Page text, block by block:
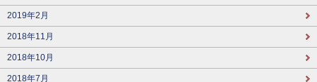
2019年2月
2018年11月
2018年10月
2018年7月